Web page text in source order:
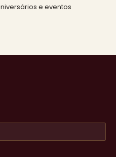
e eventos